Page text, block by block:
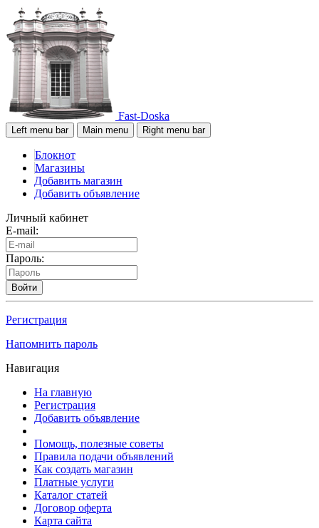
Fast-Doska
Left menu bar Main menu Right menu bar
Блокнот
Магазины
Добавить магазин
Добавить объявление
Личный кабинет
E-mail:
Пароль:
Войти
Регистрация
Напомнить пароль
Навигация
На главную
Регистрация
Добавить объявление
Помощь, полезные советы
Правила подачи объявлений
Как создать магазин
Платные услуги
Каталог статей
Договор оферта
Карта сайта